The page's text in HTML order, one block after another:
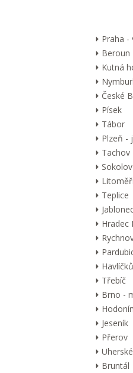
Praha -
Beroun
Kutná
České
Písek
Tábor
Plzeň -
Tachov
Sokolov
Teplice
Hradec
Třebíč
Brno -
Hodonín
Jeseník
Přerov
Bruntál